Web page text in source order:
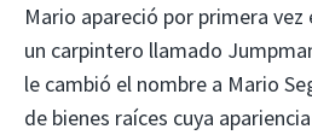
Mario apareció por primera
un carpintero llamado
le cambió el nombre a Mario
de bienes raíces cuya